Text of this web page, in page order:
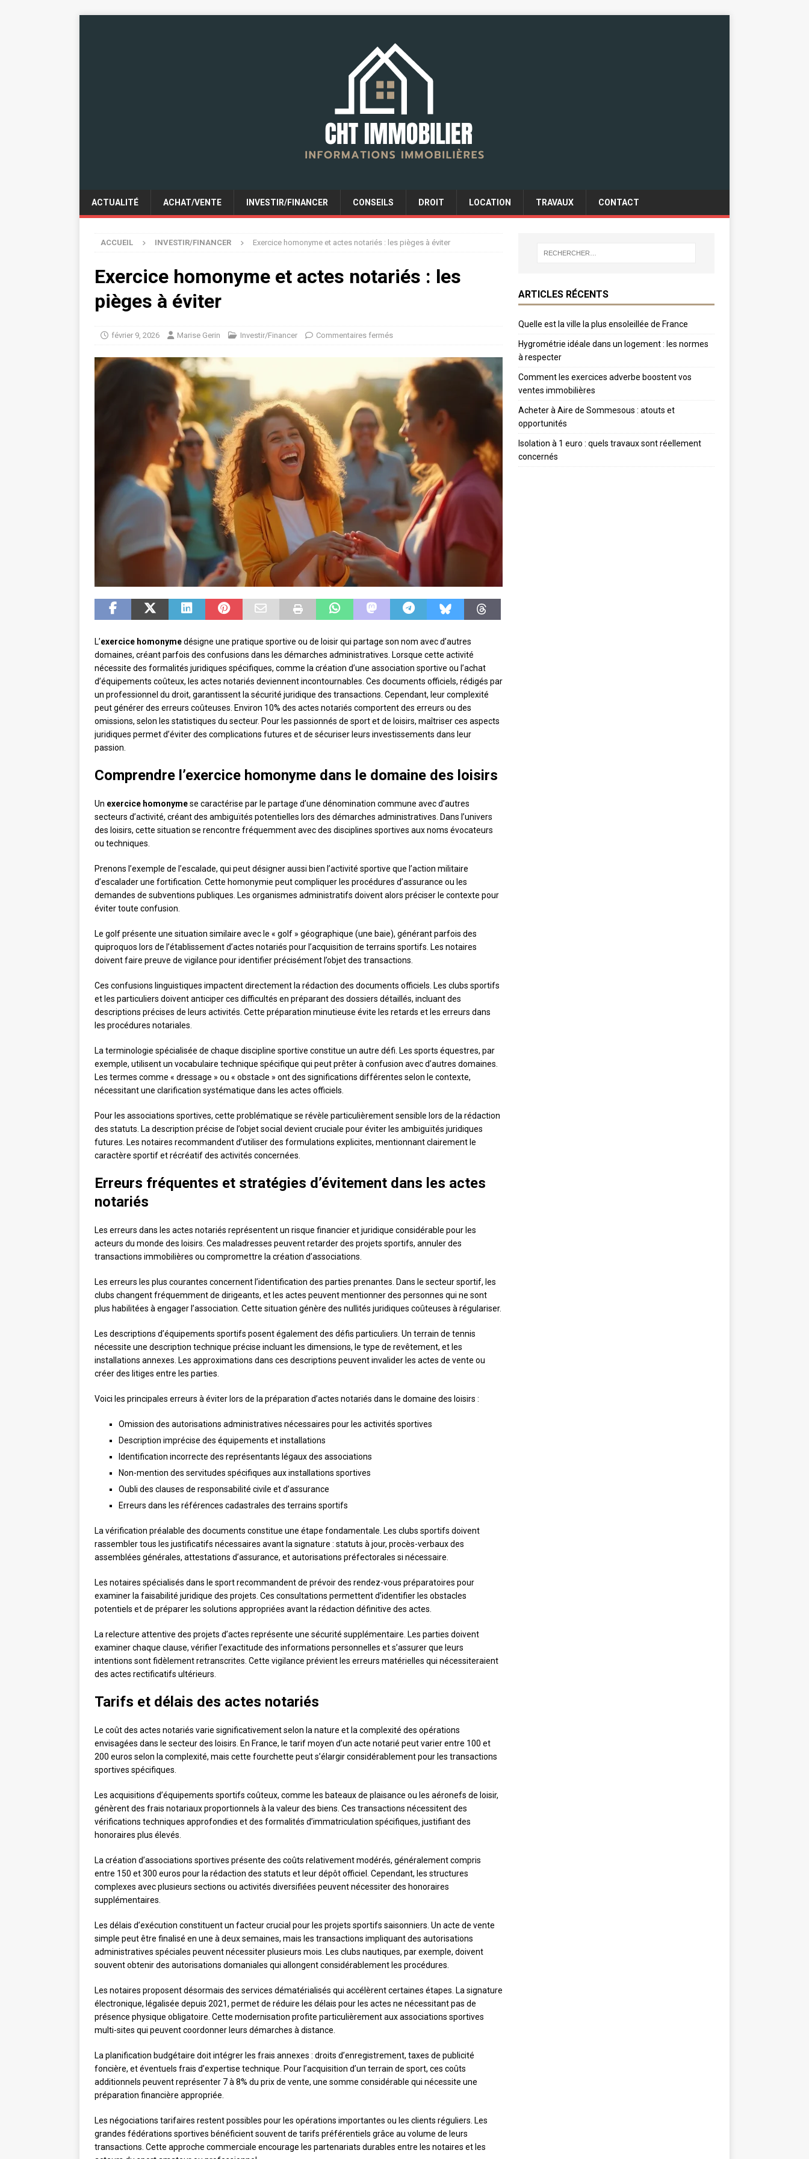
ACTUALITÉ ACHAT/VENTE INVESTIR/FINANCER CONSEILS DROIT LOCATION TRAVAUX CONTACT
ACCUEIL INVESTIR/FINANCER Exercice homonyme et actes notariés : les pièges à éviter
Exercice homonyme et actes notariés : les
pièges à éviter
février 9, 2026 Marise Gerin Investir/Financer Commentaires fermés
L’exercice homonymedésigne une pratique sportive ou de loisir qui partage son nom avec d’autres
domaines, créant parfois des confusions dans les démarches administratives. Lorsque cette activité
nécessite des formalités juridiques spécifiques, comme la création d’une association sportive ou l’achat
d’équipements coûteux, les actes notariés deviennent incontournables. Ces documents officiels, rédigés par
un professionnel du droit, garantissent la sécurité juridique des transactions. Cependant, leur complexité
peut générer des erreurs coûteuses. Environ 10% des actes notariés comportent des erreurs ou des
omissions, selon les statistiques du secteur. Pour les passionnés de sport et de loisirs, maîtriser ces aspects
juridiques permet d’éviter des complications futures et de sécuriser leurs investissements dans leur
passion.
Comprendre l’exercice homonyme dans le domaine des loisirs
Un exercice homonymese caractérise par le partage d’une dénomination commune avec d’autres
secteurs d’activité, créant des ambiguïtés potentielles lors des démarches administratives. Dans l’univers
des loisirs, cette situation se rencontre fréquemment avec des disciplines sportives aux noms évocateurs
ou techniques.
Prenons l’exemple de l’escalade, qui peut désigner aussi bien l’activité sportive que l’action militaire
d’escalader une fortification. Cette homonymie peut compliquer les procédures d’assurance ou les
demandes de subventions publiques. Les organismes administratifs doivent alors préciser le contexte pour
éviter toute confusion.
Le golf présente une situation similaire avec le « golf » géographique (une baie), générant parfois des
quiproquos lors de l’établissement d’actes notariés pour l’acquisition de terrains sportifs. Les notaires
doivent faire preuve de vigilance pour identifier précisément l’objet des transactions.
Ces confusions linguistiques impactent directement la rédaction des documents officiels. Les clubs sportifs
et les particuliers doivent anticiper ces difficultés en préparant des dossiers détaillés, incluant des
descriptions précises de leurs activités. Cette préparation minutieuse évite les retards et les erreurs dans
les procédures notariales.
La terminologie spécialisée de chaque discipline sportive constitue un autre défi. Les sports équestres, par
exemple, utilisent un vocabulaire technique spécifique qui peut prêter à confusion avec d’autres domaines.
Les termes comme « dressage » ou « obstacle » ont des significations différentes selon le contexte,
nécessitant une clarification systématique dans les actes officiels.
Pour les associations sportives, cette problématique se révèle particulièrement sensible lors de la rédaction
des statuts. La description précise de l’objet social devient cruciale pour éviter les ambiguïtés juridiques
futures. Les notaires recommandent d’utiliser des formulations explicites, mentionnant clairement le
caractère sportif et récréatif des activités concernées.
Erreurs fréquentes et stratégies d’évitement dans les actes
notariés
Les erreurs dans les actes notariés représentent un risque financier et juridique considérable pour les
acteurs du monde des loisirs. Ces maladresses peuvent retarder des projets sportifs, annuler des
transactions immobilières ou compromettre la création d’associations.
Les erreurs les plus courantes concernent l’identification des parties prenantes. Dans le secteur sportif, les
clubs changent fréquemment de dirigeants, et les actes peuvent mentionner des personnes qui ne sont
plus habilitées à engager l’association. Cette situation génère des nullités juridiques coûteuses à régulariser.
Les descriptions d’équipements sportifs posent également des défis particuliers. Un terrain de tennis
nécessite une description technique précise incluant les dimensions, le type de revêtement, et les
installations annexes. Les approximations dans ces descriptions peuvent invalider les actes de vente ou
créer des litiges entre les parties.
Voici les principales erreurs à éviter lors de la préparation d’actes notariés dans le domaine des loisirs :
Omission des autorisations administratives nécessaires pour les activités sportives
Description imprécise des équipements et installations
Identification incorrecte des représentants légaux des associations
Non-mention des servitudes spécifiques aux installations sportives
Oubli des clauses de responsabilité civile et d’assurance
Erreurs dans les références cadastrales des terrains sportifs
La vérification préalable des documents constitue une étape fondamentale. Les clubs sportifs doivent
rassembler tous les justificatifs nécessaires avant la signature : statuts à jour, procès-verbaux des
assemblées générales, attestations d’assurance, et autorisations préfectorales si nécessaire.
Les notaires spécialisés dans le sport recommandent de prévoir des rendez-vous préparatoires pour
examiner la faisabilité juridique des projets. Ces consultations permettent d’identifier les obstacles
potentiels et de préparer les solutions appropriées avant la rédaction définitive des actes.
La relecture attentive des projets d’actes représente une sécurité supplémentaire. Les parties doivent
examiner chaque clause, vérifier l’exactitude des informations personnelles et s’assurer que leurs
intentions sont fidèlement retranscrites. Cette vigilance prévient les erreurs matérielles qui nécessiteraient
des actes rectificatifs ultérieurs.
Tarifs et délais des actes notariés
Le coût des actes notariés varie significativement selon la nature et la complexité des opérations
envisagées dans le secteur des loisirs. En France, le tarif moyen d’un acte notarié peut varier entre 100 et
200 euros selon la complexité, mais cette fourchette peut s’élargir considérablement pour les transactions
sportives spécifiques.
Les acquisitions d’équipements sportifs coûteux, comme les bateaux de plaisance ou les aéronefs de loisir,
génèrent des frais notariaux proportionnels à la valeur des biens. Ces transactions nécessitent des
vérifications techniques approfondies et des formalités d’immatriculation spécifiques, justifiant des
honoraires plus élevés.
La création d’associations sportives présente des coûts relativement modérés, généralement compris
entre 150 et 300 euros pour la rédaction des statuts et leur dépôt officiel. Cependant, les structures
complexes avec plusieurs sections ou activités diversifiées peuvent nécessiter des honoraires
supplémentaires.
Les délais d’exécution constituent un facteur crucial pour les projets sportifs saisonniers. Un acte de vente
simple peut être finalisé en une à deux semaines, mais les transactions impliquant des autorisations
administratives spéciales peuvent nécessiter plusieurs mois. Les clubs nautiques, par exemple, doivent
souvent obtenir des autorisations domaniales qui allongent considérablement les procédures.
Les notaires proposent désormais des services dématérialisés qui accélèrent certaines étapes. La signature
électronique, légalisée depuis 2021, permet de réduire les délais pour les actes ne nécessitant pas de
présence physique obligatoire. Cette modernisation profite particulièrement aux associations sportives
multi-sites qui peuvent coordonner leurs démarches à distance.
La planification budgétaire doit intégrer les frais annexes : droits d’enregistrement, taxes de publicité
foncière, et éventuels frais d’expertise technique. Pour l’acquisition d’un terrain de sport, ces coûts
additionnels peuvent représenter 7 à 8% du prix de vente, une somme considérable qui nécessite une
préparation financière appropriée.
Les négociations tarifaires restent possibles pour les opérations importantes ou les clients réguliers. Les
grandes fédérations sportives bénéficient souvent de tarifs préférentiels grâce au volume de leurs
transactions. Cette approche commerciale encourage les partenariats durables entre les notaires et les
ARTICLES RÉCENTS
Quelle est la ville la plus ensoleillée de France
Hygrométrie idéale dans un logement : les normes
à respecter
Comment les exercices adverbe boostent vos
ventes immobilières
Acheter à Aire de Sommesous : atouts et
opportunités
Isolation à 1 euro : quels travaux sont réellement
concernés